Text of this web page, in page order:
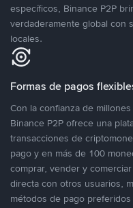
específicos, Binance P2P
verdaderamente global con
locales.
Formas de pagos
Con la confianza de
Binance P2P ofrece una
transacciones de
pago y en más de 100
comprar, vender y
directa con otros usuarios,
métodos de pago